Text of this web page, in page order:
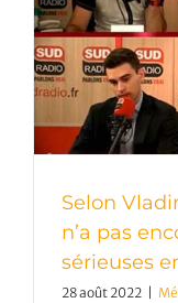
Selon
n’a pas
sérieuses
28 août 2022